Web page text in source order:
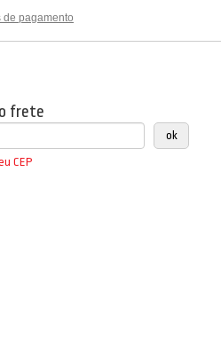
de pagamento
frete
CEP